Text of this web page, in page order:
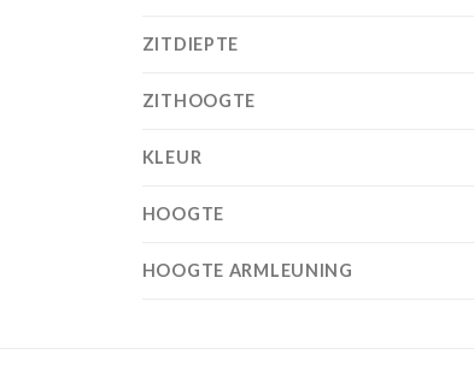
ZITDIEPTE
ZITHOOGTE
KLEUR
HOOGTE
HOOGTE ARMLEUNING